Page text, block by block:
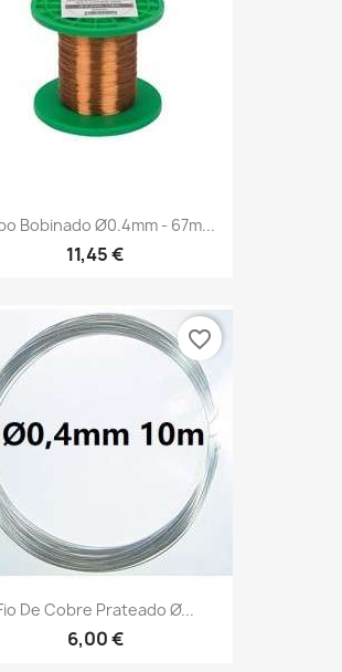
Bobinado Ø0.4mm - 67m...
11,45 €
De Cobre Prateado Ø...
6,00 €
favorite_border